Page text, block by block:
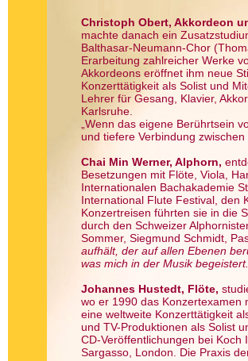
Christoph Obert, Akkordeon
machte danach ein
Balthasar-Neumann-Chor
Erarbeitung zahlreicher Werke
Akkordeons eröffnet ihm neue
Konzerttätigkeit als Solist und
Lehrer für Gesang, Klavier,
Karlsruhe.
„Wenn das eigene Berührtsein
und tiefere Verbindung
Chai Min Werner, Alphorn,
Besetzungen mit Flöte, Viola,
Internationalen Bachakademie
International Flute Festival, den
Konzertreisen führten sie in die
durch den Schweizer
Sommer, Siegmund Schmidt,
aufhält, der auf allen Ebenen
was mich in der Musik
Johannes Hustedt, Flöte,
wo er 1990 das Konzertexamen
eine weltweite Konzerttätigkeit
und TV-Produktionen als Solist
CD-Veröffentlichungen bei
Sargasso, London. Die Praxis